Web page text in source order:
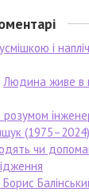
і
Людина живе в
розумом
(1975–2024)
чи